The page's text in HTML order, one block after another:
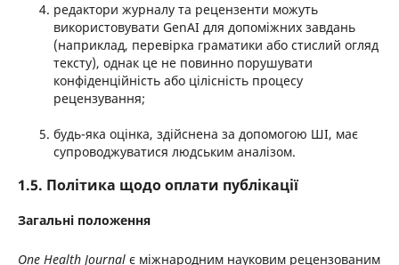
редактори журналу та рецензенти можуть
використовувати GenAI для допоміжних завдань
(наприклад, перевірка граматики або стислий огляд
тексту), однак це не повинно порушувати
конфіденційність або цілісність процесу
рецензування;
будь-яка оцінка, здійснена за допомогою ШІ, має
супроводжуватися людським аналізом.
1.5. Політика щодо оплати публікації
Загальні положення
One Health Journalє міжнародним науковим рецензованим